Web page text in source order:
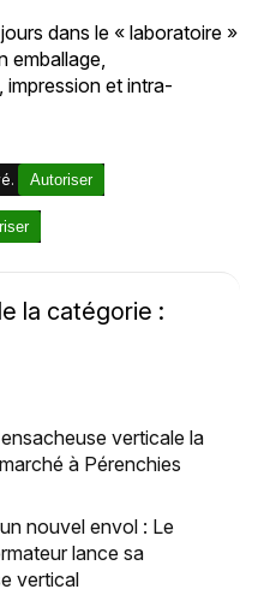
dans le « laboratoire »
emballage,
et intra-
Autoriser
la catégorie :
verticale la
à Pérenchies
nouvel envol : Le
lance sa
vertical